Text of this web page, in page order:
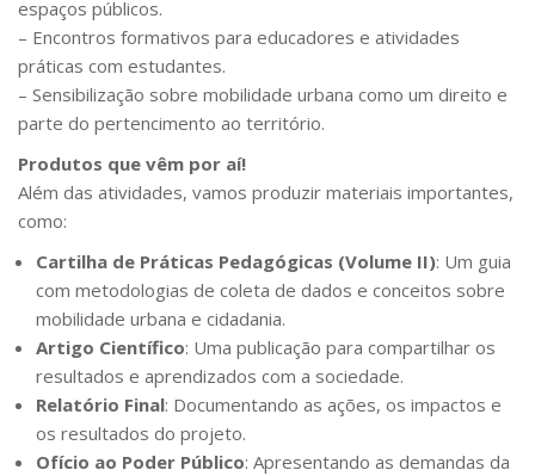
espaços públicos.
– Encontros formativos para educadores e atividades
práticas com estudantes.
– Sensibilização sobre mobilidade urbana como um direito e
parte do pertencimento ao território.
Produtos que vêm por aí!
Além das atividades, vamos produzir materiais importantes,
como:
Cartilha de Práticas Pedagógicas (Volume II): Um guia
com metodologias de coleta de dados e conceitos sobre
mobilidade urbana e cidadania.
Artigo Científico: Uma publicação para compartilhar os
resultados e aprendizados com a sociedade.
Relatório Final: Documentando as ações, os impactos e
os resultados do projeto.
Ofício ao Poder Público: Apresentando as demandas da